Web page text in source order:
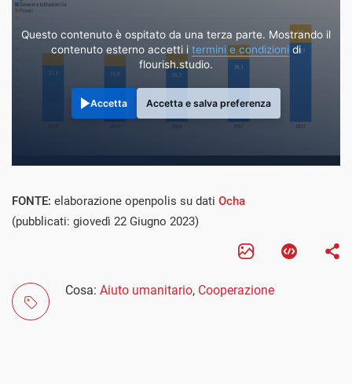
Questo contenuto è ospitato da una terza parte. Mostrando il
contenuto esterno accetti i termini e condizioni di
flourish.studio.
Accetta Accetta e salva preferenza
FONTE: elaborazione openpolis su dati Ocha
(pubblicati: giovedì 22 Giugno 2023)
Cosa: Aiuto umanitario, Cooperazione